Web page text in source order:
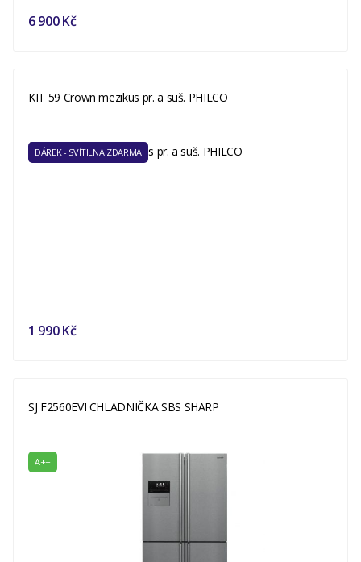
6 900 Kč
KIT 59 Crown mezikus pr. a suš. PHILCO
DÁREK - SVÍTILNA ZDARMA
1 990 Kč
SJ F2560EVI CHLADNIČKA SBS SHARP
A++